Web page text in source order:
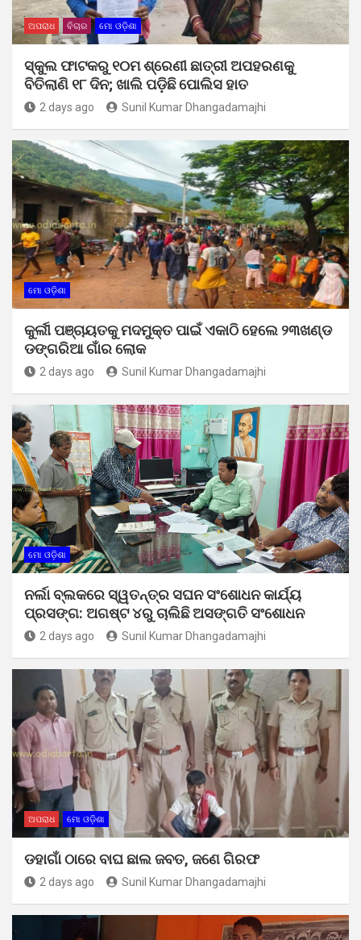
ଅପରାଧ ବିଚାର ମୋ ଓଡ଼ିଶା
ସ୍କୁଲ ଫାଟକରୁ ୧୦ମ ଶ୍ରେଣୀ ଛାତ୍ରୀ ଅପହରଣକୁ
ବିତିଲାଣି ୧୮ ଦିନ; ଖାଲି ପଡ଼ିଛି ପୋଲିସ ହାତ
2 days ago Sunil Kumar Dhangadamajhi
ମୋ ଓଡ଼ିଶା
କୁର୍ଲୀ ପଞ୍ଚାୟତକୁ ମଦମୁକ୍ତ ପାଇଁ ଏକାଠି ହେଲେ ୨୩ଖଣ୍ଡ
ଡଙ୍ଗରିଆ ଗାଁର ଲୋକ
2 days ago Sunil Kumar Dhangadamajhi
ମୋ ଓଡ଼ିଶା
ନର୍ଲା ବ୍ଲକରେ ସ୍ୱତନ୍ତ୍ର ସଘନ ସଂଶୋଧନ କାର୍ଯ୍ୟ
ପ୍ରସଙ୍ଗ: ଅଗଷ୍ଟ ୪ରୁ ଚାଲିଛି ଅସଙ୍ଗତି ସଂଶୋଧନ
2 days ago Sunil Kumar Dhangadamajhi
ଅପରାଧ ମୋ ଓଡ଼ିଶା
ଡହାଗାଁ ଠାରେ ବାଘ ଛାଲ ଜବତ, ଜଣେ ଗିରଫ
2 days ago Sunil Kumar Dhangadamajhi